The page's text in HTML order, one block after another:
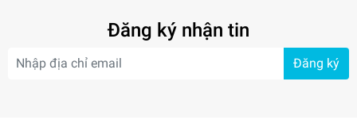
Đăng ký nhận tin
Đăng ký